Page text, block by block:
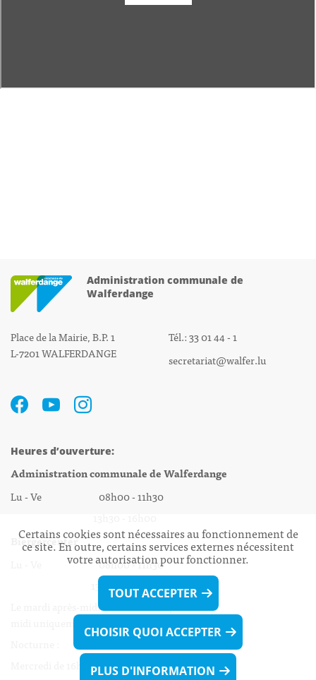
Administration communale de
Walferdange
Place de la Mairie, B.P. 1
L-7201 WALFERDANGE
Tél.: 33 01 44 - 1
secretariat@walfer.lu
Heures d’ouverture:
Administration communale de Walferdange
Lu - Ve 08h00 - 11h30
Biergercenter
Lu - Ve 08h00 - 11h30
13h30 - 16h00
Le mardi après-midi et le vendredi après-
midi uniquement sur Rdv.
Mercredi de 16h00 - 18h45 uniquement sur Rdv
Certains cookies sont nécessaires au fonctionnement de
ce site. En outre, certains services externes nécessitent
votre autorisation pour fonctionner.
TOUT ACCEPTER
CHOISIR QUOI ACCEPTER
PLUS D'INFORMATION